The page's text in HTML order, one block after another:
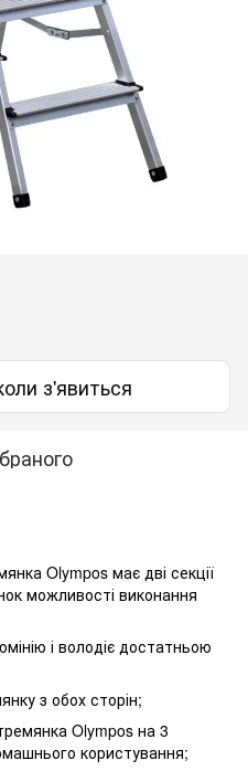
з'явиться
Olympos має дві секції
можливості виконання
і володіє достатньою
з обох сторін;
Olympos на 3
користування;